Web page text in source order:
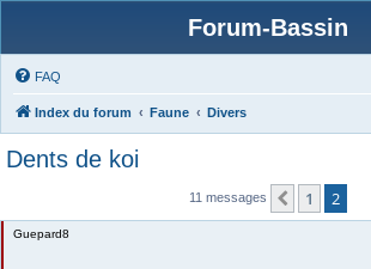
Forum-Bassin
FAQ
Index du forum Faune Divers
Dents de koi
11 messages Précédente
1 2
Guepard8